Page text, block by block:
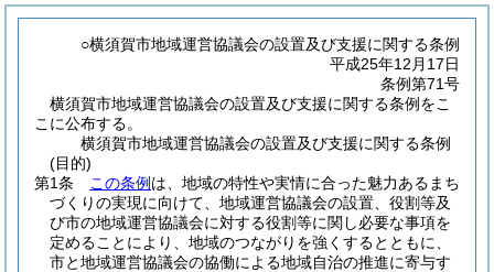
○横須賀市地域運営協議会の設置及び支援に関する条例
平成25年12月17日
条例第71号
横須賀市地域運営協議会の設置及び支援に関する条例をこ
こに公布する。
横須賀市地域運営協議会の設置及び支援に関する条例
(目的)
第1条
この条例 は、地域の特性や実情に合った魅力あるまち
づくりの実現に向けて、地域運営協議会の設置、役割等及
び市の地域運営協議会に対する役割等に関し必要な事項を
定めることにより、地域のつながりを強くするとともに、
市と地域運営協議会の協働による地域自治の推進に寄与す